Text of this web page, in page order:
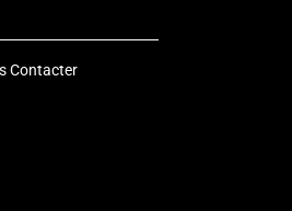
Contacter